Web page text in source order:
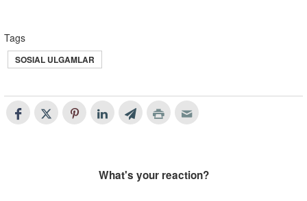
Tags
SOSIAL ULGAMLAR